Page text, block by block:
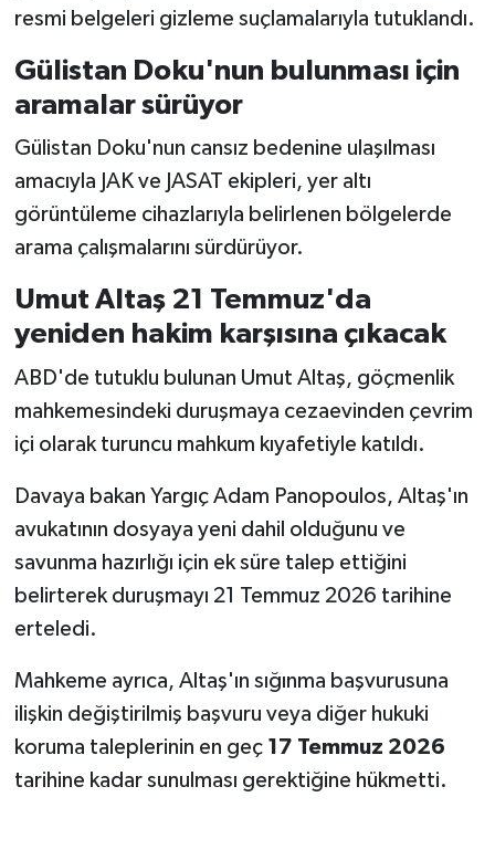
resmi belgeleri gizleme suçlamalarıyla tutuklandı.
Gülistan Doku'nun bulunması için
aramalar sürüyor
Gülistan Doku'nun cansız bedenine ulaşılması
amacıyla JAK ve JASAT ekipleri, yer altı
görüntüleme cihazlarıyla belirlenen bölgelerde
arama çalışmalarını sürdürüyor.
Umut Altaş 21 Temmuz'da
yeniden hakim karşısına çıkacak
ABD'de tutuklu bulunan Umut Altaş, göçmenlik
mahkemesindeki duruşmaya cezaevinden çevrim
içi olarak turuncu mahkum kıyafetiyle katıldı.
Davaya bakan Yargıç Adam Panopoulos, Altaş'ın
avukatının dosyaya yeni dahil olduğunu ve
savunma hazırlığı için ek süre talep ettiğini
belirterek duruşmayı 21 Temmuz 2026 tarihine
erteledi.
Mahkeme ayrıca, Altaş'ın sığınma başvurusuna
ilişkin değiştirilmiş başvuru veya diğer hukuki
koruma taleplerinin en geç 17 Temmuz 2026
tarihine kadar sunulması gerektiğine hükmetti.